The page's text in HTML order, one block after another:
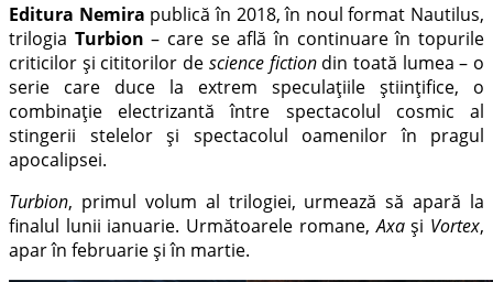
Editura Nemira publică în 2018, în noul format Nautilus,
trilogia Turbion – care se află în continuare în topurile
criticilor și cititorilor de science fictiondin toată lumea – o
serie care duce la extrem speculațiile științifice, o
combinație electrizantă între spectacolul cosmic al
stingerii stelelor și spectacolul oamenilor în pragul
apocalipsei.
Turbion, primul volum al trilogiei, urmează să apară la
finalul lunii ianuarie. Următoarele romane,Axași Vortex,
apar în februarie și în martie.